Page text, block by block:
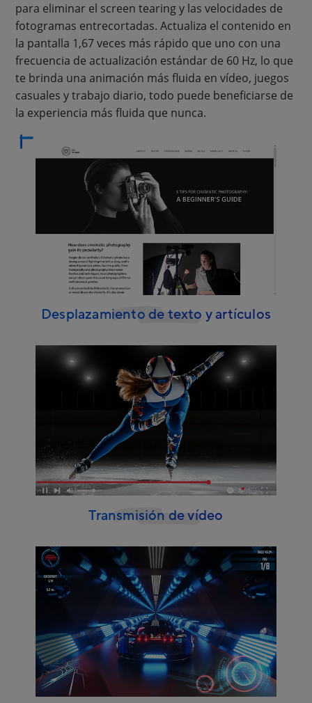
para eliminar el screen tearing y las velocidades de
fotogramas entrecortadas. Actualiza el contenido en
la pantalla 1,67 veces más rápido que uno con una
frecuencia de actualización estándar de 60 Hz, lo que
te brinda una animación más fluida en vídeo, juegos
casuales y trabajo diario, todo puede beneficiarse de
la experiencia más fluida que nunca.
Desplazamiento de texto y artículos
Transmisión de vídeo